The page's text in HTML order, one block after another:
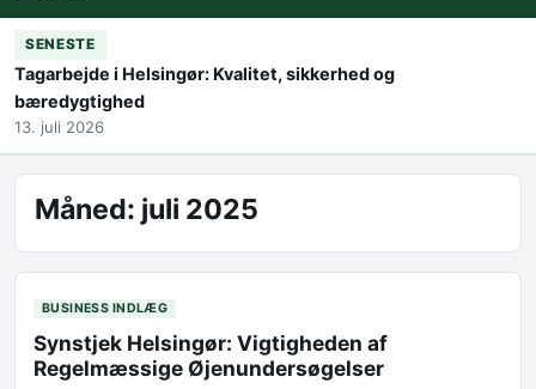
SENESTE
Tagarbejde i Helsingør: Kvalitet, sikkerhed og
bæredygtighed
13. juli 2026
Måned: juli 2025
BUSINESS INDLÆG
Synstjek Helsingør: Vigtigheden af
Regelmæssige Øjenundersøgelser